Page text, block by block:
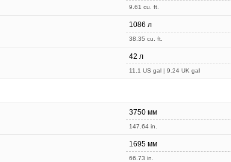
9.61 cu. ft.
1086 л
38.35 cu. ft.
42 л
11.1 US gal | 9.24 UK gal
3750 мм
147.64 in.
1695 мм
66.73 in.